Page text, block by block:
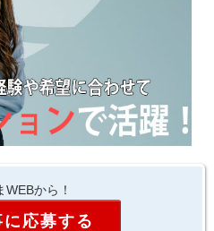
WEBから！
応募する